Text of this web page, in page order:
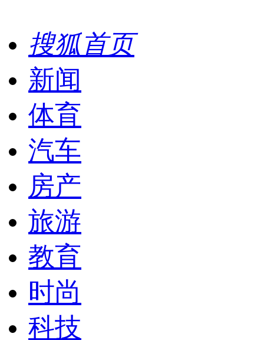
搜狐首页
新闻
体育
汽车
房产
旅游
教育
时尚
科技